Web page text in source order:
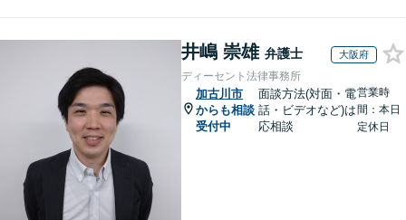
井嶋 崇雄 弁護士 大阪府
ディーセント法律事務所
加古川市
からも相談
受付中
面談方法(対面・電
話・ビデオなど)は
応相談
営業時
間：本日
定休日